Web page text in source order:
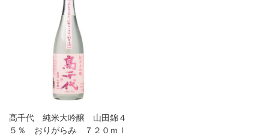
髙千代 純米大吟醸 山田錦４
５％ おりがらみ ７２０ｍｌ